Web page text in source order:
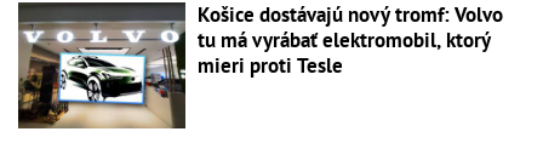
Košice dostávajú nový tromf: Volvo
tu má vyrábať elektromobil, ktorý
mieri proti Tesle